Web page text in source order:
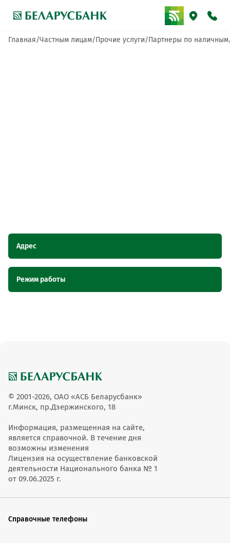
Главная Частным лицам Прочие услуги Партнеры по наличным
Адрес
обслуживания ОТС
Режим работы
© 2001-2026, ОАО «АСБ Беларусбанк»
г.Минск, пр.Дзержинского, 18
Информация, размещенная на сайте,
является справочной. В течение дня
возможны изменения
Лицензия на осуществление банковской
деятельности Национального банка № 1
от 09.06.2025 г.
Справочные телефоны